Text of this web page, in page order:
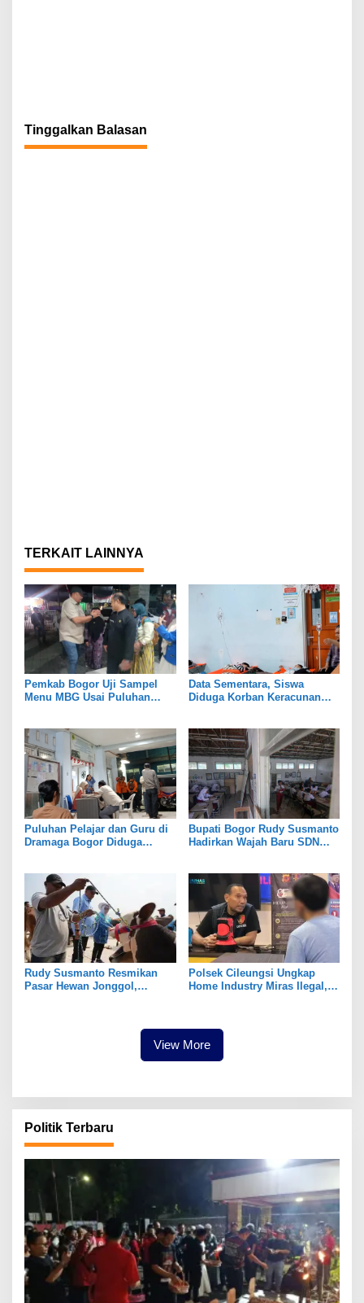
Tinggalkan Balasan
TERKAIT LAINNYA
Pemkab Bogor Uji Sampel
Menu MBG Usai Puluhan
Data Sementara, Siswa
Diduga Korban Keracunan
Puluhan Pelajar dan Guru di
Dramaga Bogor Diduga
Bupati Bogor Rudy Susmanto
Hadirkan Wajah Baru SDN
Pembangunan
Rudy Susmanto Resmikan
Pasar Hewan Jonggol,
Polsek Cileungsi Ungkap
Home Industry Miras Ilegal,
View More
Politik Terbaru